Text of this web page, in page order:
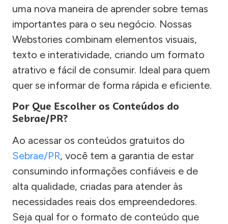
uma nova maneira de aprender sobre temas
importantes para o seu negócio. Nossas
Webstories combinam elementos visuais,
texto e interatividade, criando um formato
atrativo e fácil de consumir. Ideal para quem
quer se informar de forma rápida e eficiente.
Por Que Escolher os Conteúdos do
Sebrae/PR?
Ao acessar os conteúdos gratuitos do
Sebrae/PR, você tem a garantia de estar
consumindo informações confiáveis e de
alta qualidade, criadas para atender às
necessidades reais dos empreendedores.
Seja qual for o formato de conteúdo que